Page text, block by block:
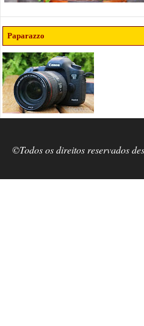
Paparazzo
©Todos os direitos reservados